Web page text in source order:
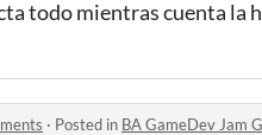
todo mientras cuenta la
· Posted in BA GameDev Jam